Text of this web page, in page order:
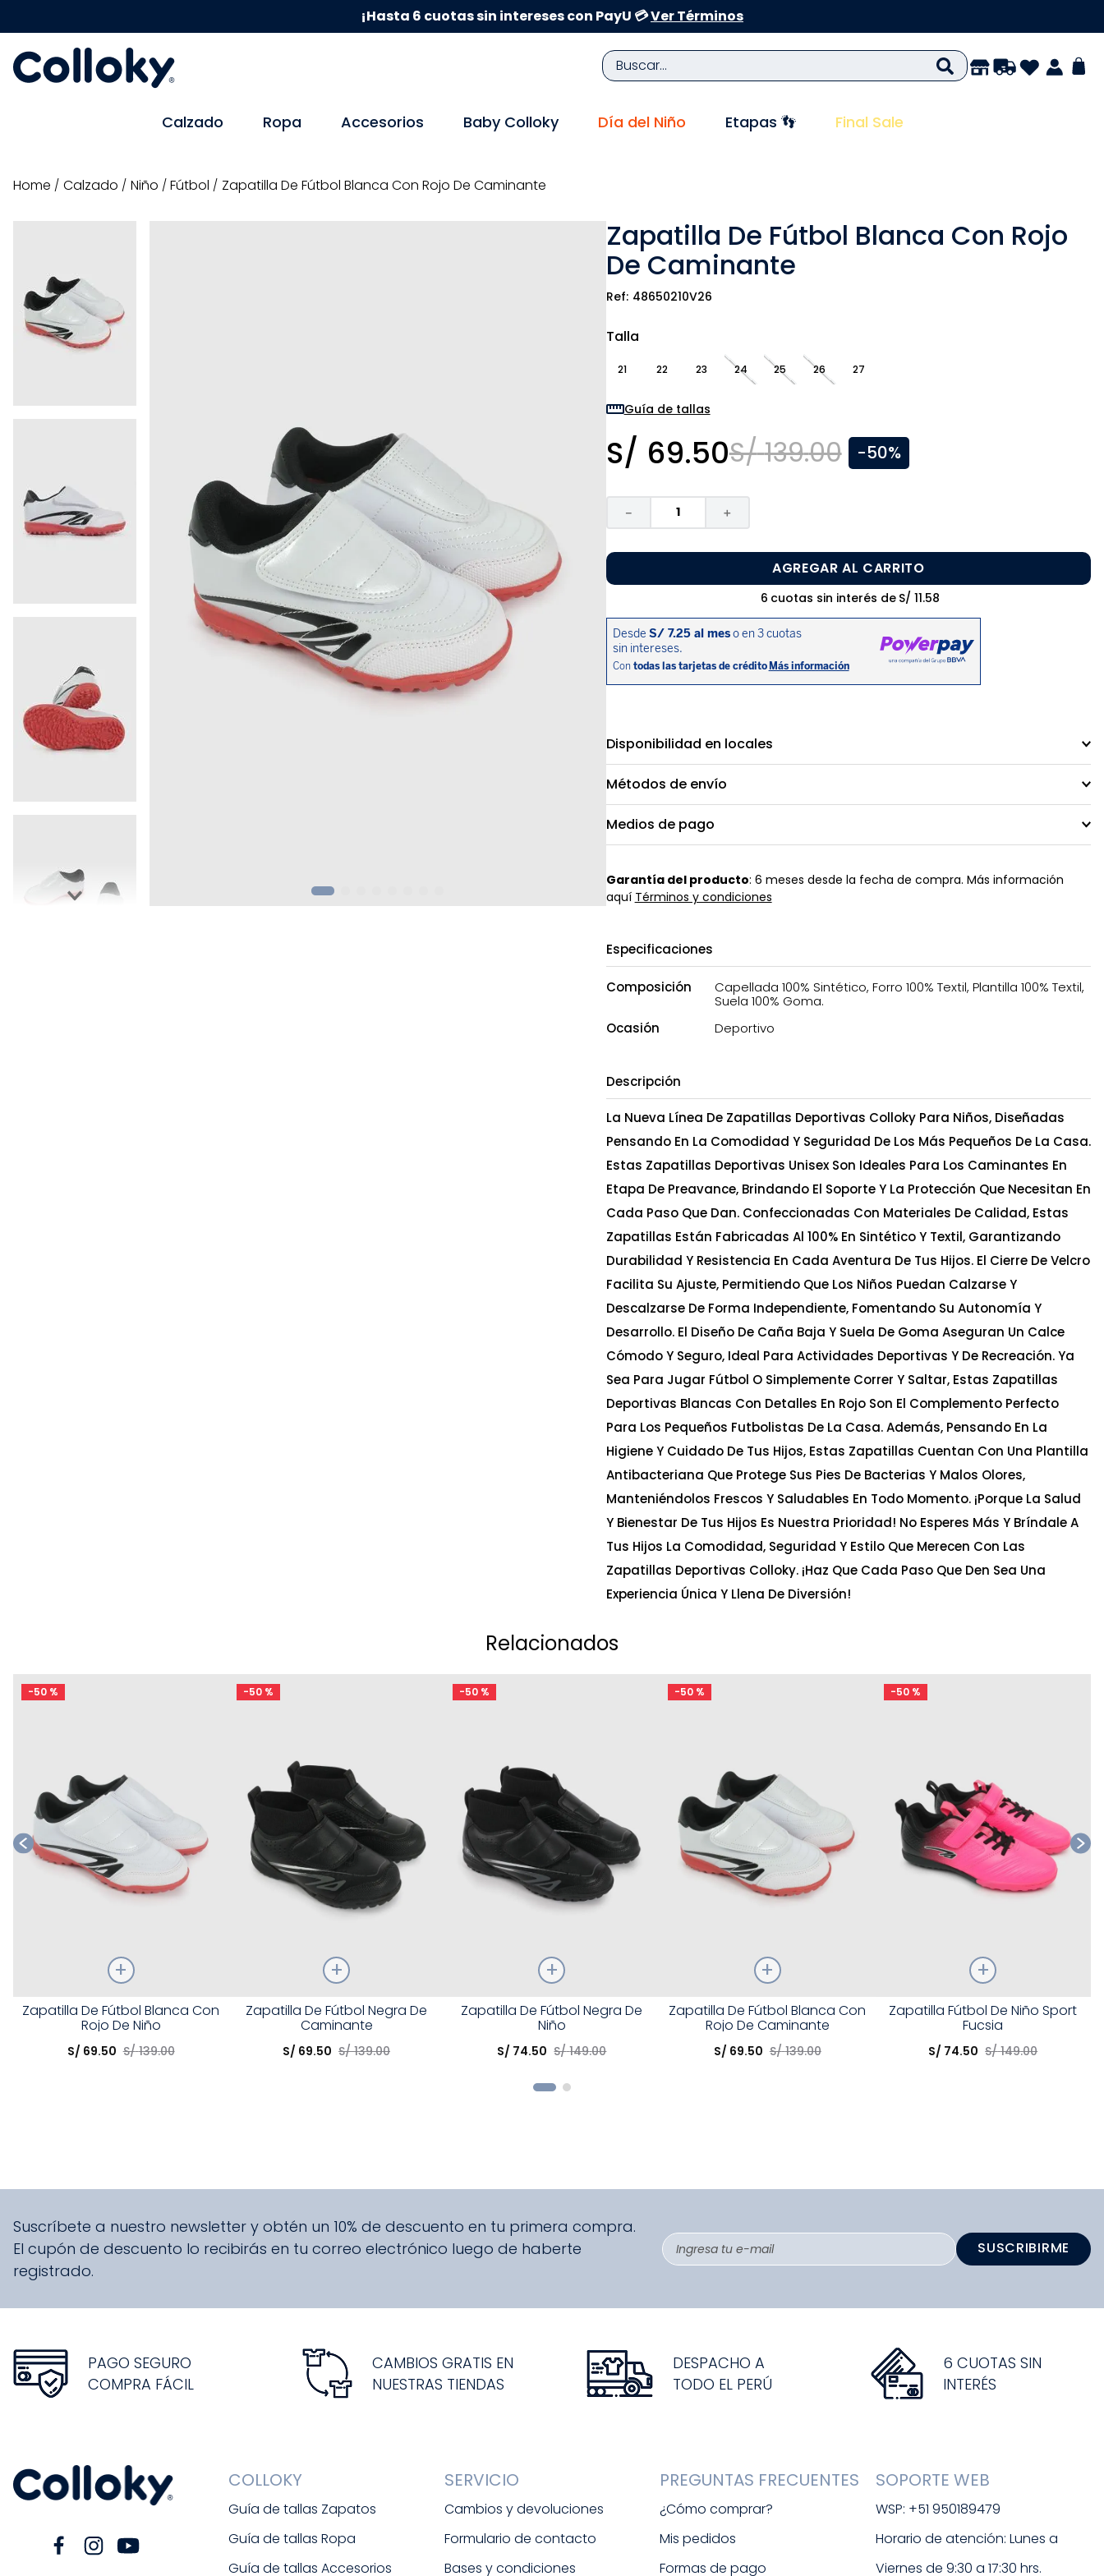
¡Hasta 6 cuotas sin intereses con PayU 💳Ver Términos
Buscar...
Calzado Ropa Accesorios Baby Colloky Día del Niño Etapas 👣 Final Sale
calzado niño fútbol Zapatilla De Fútbol Blanca Con Rojo De Caminante
Zapatilla De Fútbol Blanca Con Rojo
De Caminante
48650210V26
Talla
21 22 23 24 25 26 27
Guía de tallas
S/ 69.50S/ 139.00 -50%
＋
－
AGREGAR AL CARRITO
6 cuotas sin interés de S/ 11.58
Disponibilidad en locales
Métodos de envío
Medios de pago
Garantía del producto: 6 meses desde la fecha de compra. Más información
aquí Términos y condiciones
Especificaciones
Composición
Capellada 100% Sintético, Forro 100% Textil, Plantilla 100% Textil,
Suela 100% Goma.
Ocasión
Deportivo
Descripción
La Nueva Línea De Zapatillas Deportivas Colloky Para Niños, Diseñadas
Pensando En La Comodidad Y Seguridad De Los Más Pequeños De La Casa.
Estas Zapatillas Deportivas Unisex Son Ideales Para Los Caminantes En
Etapa De Preavance, Brindando El Soporte Y La Protección Que Necesitan En
Cada Paso Que Dan. Confeccionadas Con Materiales De Calidad, Estas
Zapatillas Están Fabricadas Al 100% En Sintético Y Textil, Garantizando
Durabilidad Y Resistencia En Cada Aventura De Tus Hijos. El Cierre De Velcro
Facilita Su Ajuste, Permitiendo Que Los Niños Puedan Calzarse Y
Descalzarse De Forma Independiente, Fomentando Su Autonomía Y
Desarrollo. El Diseño De Caña Baja Y Suela De Goma Aseguran Un Calce
Cómodo Y Seguro, Ideal Para Actividades Deportivas Y De Recreación. Ya
Sea Para Jugar Fútbol O Simplemente Correr Y Saltar, Estas Zapatillas
Deportivas Blancas Con Detalles En Rojo Son El Complemento Perfecto
Para Los Pequeños Futbolistas De La Casa. Además, Pensando En La
Higiene Y Cuidado De Tus Hijos, Estas Zapatillas Cuentan Con Una Plantilla
Antibacteriana Que Protege Sus Pies De Bacterias Y Malos Olores,
Manteniéndolos Frescos Y Saludables En Todo Momento. ¡Porque La Salud
Y Bienestar De Tus Hijos Es Nuestra Prioridad! No Esperes Más Y Bríndale A
Tus Hijos La Comodidad, Seguridad Y Estilo Que Merecen Con Las
Zapatillas Deportivas Colloky. ¡Haz Que Cada Paso Que Den Sea Una
Experiencia Única Y Llena De Diversión!
Relacionados
-50 %
Talla
Elige una opción
Zapatilla De Fútbol Blanca Con
Rojo De Niño
S/ 69.50 S/ 139.00
-50 %
Talla
Elige una opción
Zapatilla De Fútbol Negra De
Caminante
S/ 69.50 S/ 139.00
-50 %
Talla
Elige una opción
Zapatilla De Fútbol Negra De
Niño
S/ 74.50 S/ 149.00
-50 %
Talla
Elige una opción
Zapatilla De Fútbol Blanca Con
Rojo De Caminante
S/ 69.50 S/ 139.00
-50 %
Talla
Elige una opción
Zapatilla Fútbol De Niño Sport
Fucsia
S/ 74.50 S/ 149.00
Suscríbete a nuestro newsletter y obtén un 10% de descuento en tu primera compra.
El cupón de descuento lo recibirás en tu correo electrónico luego de haberte
registrado.
SUSCRIBIRME
PAGO SEGURO
COMPRA FÁCIL
CAMBIOS GRATIS EN
NUESTRAS TIENDAS
DESPACHO A
TODO EL PERÚ
6 CUOTAS SIN
INTERÉS
COLLOKY
Guía de tallas Zapatos
Guía de tallas Ropa
Guía de tallas Accesorios
SERVICIO
Cambios y devoluciones
Formulario de contacto
Bases y condiciones
PREGUNTAS FRECUENTES
¿Cómo comprar?
Mis pedidos
Formas de pago
SOPORTE WEB
WSP: +51 950189479
Horario de atención: Lunes a
Viernes de 9:30 a 17:30 hrs.
TÉRMINOS MÁS BUSCADOS